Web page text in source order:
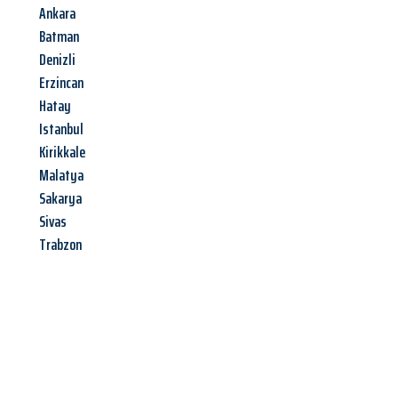
Ankara
Batman
Denizli
Erzincan
Hatay
Istanbul
Kirikkale
Malatya
Sakarya
Sivas
Trabzon